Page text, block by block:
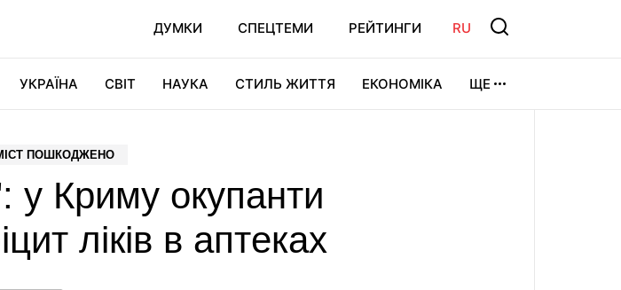
ДУМКИ СПЕЦТЕМИ РЕЙТИНГИ RU
УКРАЇНА СВІТ НАУКА СТИЛЬ ЖИТТЯ ЕКОНОМІКА ЩЕ
ПОШКОДЖЕНО
у Криму окупанти
ліків в аптеках